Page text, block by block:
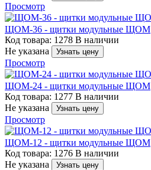
Просмотр
ЩОМ-36 - щитки модульные ЩОМ
Код товара: 1278 В наличии
Не указана
Узнать цену
Просмотр
ЩОМ-24 - щитки модульные ЩОМ
Код товара: 1277 В наличии
Не указана
Узнать цену
Просмотр
ЩОМ-12 - щитки модульные ЩОМ
Код товара: 1276 В наличии
Не указана
Узнать цену